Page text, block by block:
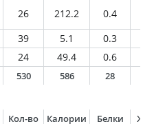
26 212.2 0.4
39 5.1 0.3
24 49.4 0.6
530 586 28
Кол-во Калории Белки